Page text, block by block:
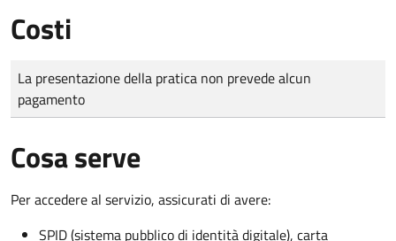
Costi
Tipo di pagamento
Importo
La presentazione della pratica non prevede alcun
pagamento
Cosa serve
Per accedere al servizio, assicurati di avere:
SPID (sistema pubblico di identità digitale), carta